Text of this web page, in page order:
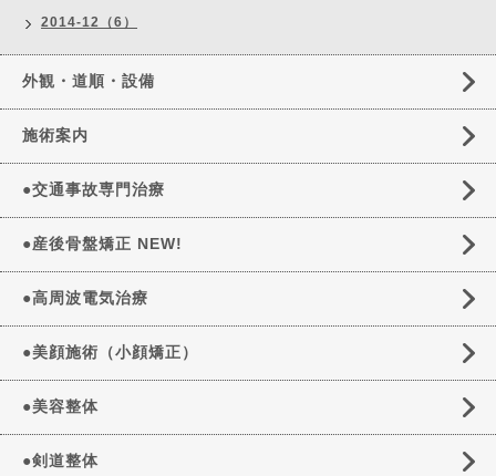
2014-12（6）
外観・道順・設備
施術案内
●交通事故専門治療
●産後骨盤矯正 NEW!
●高周波電気治療
●美顔施術（小顔矯正）
●美容整体
●剣道整体